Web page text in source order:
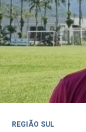
REGIÃO SUL